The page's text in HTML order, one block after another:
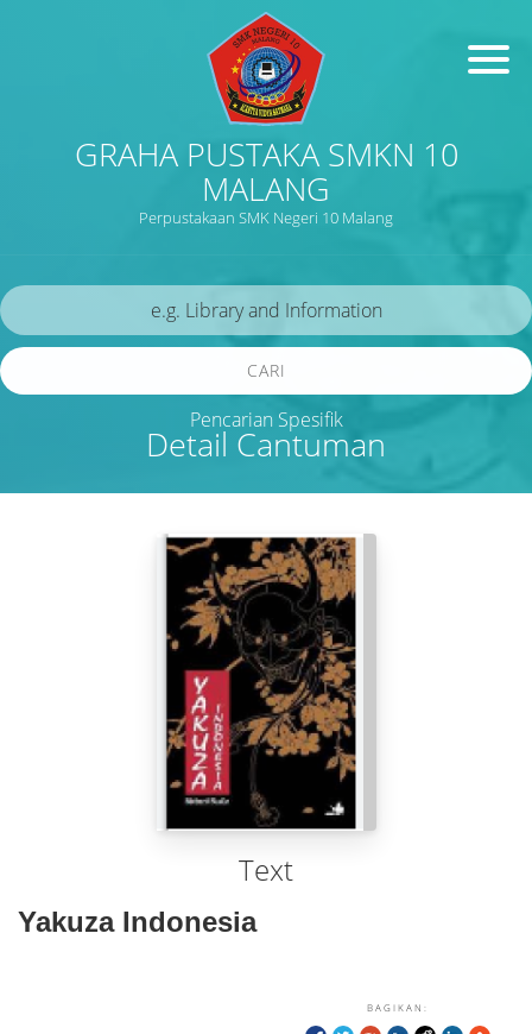
GRAHA PUSTAKA SMKN 10
MALANG
Perpustakaan SMK Negeri 10 Malang
Detail Cantuman
CARI
Pencarian Spesifik
Text
Yakuza Indonesia
BAGIKAN: